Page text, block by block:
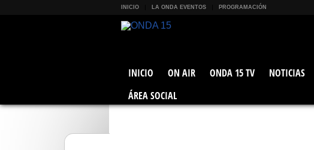
INICIO LA ONDA EVENTOS PROGRAMACIÓN
INICIO ON AIR ONDA 15 TV NOTICIAS
ÁREA SOCIAL